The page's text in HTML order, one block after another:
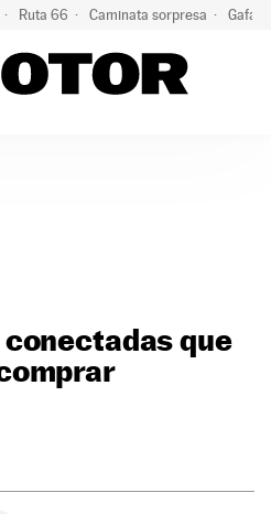
Ruta 66 Caminata sorpresa Gafas
que